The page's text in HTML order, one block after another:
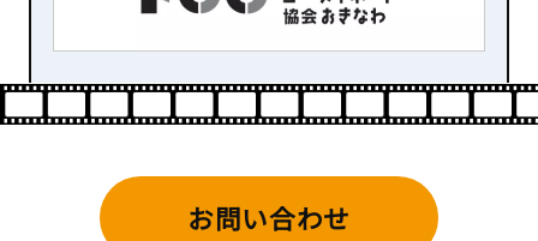
お問い合わせ